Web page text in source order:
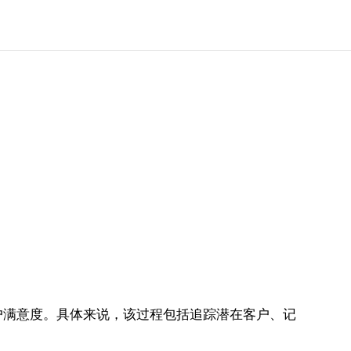
意度。具体来说，该过程包括追踪潜在客户、记